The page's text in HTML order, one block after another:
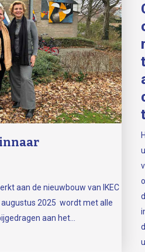
aan de nieuwbouw van IKEC
2025 wordt met alle
aan het…
u
u